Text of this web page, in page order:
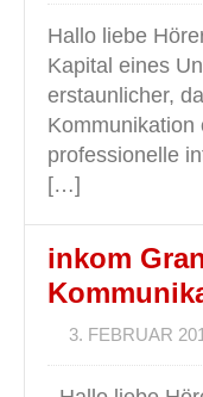
Hallo liebe
Kapital eines
erstaunlicher,
Kommunikation
professionelle
[…]
inkom
3. FEBRUAR